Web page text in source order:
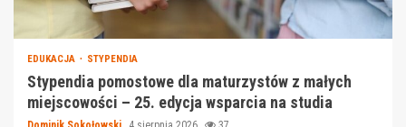
EDUKACJA STYPENDIA
Stypendia pomostowe dla maturzystów z małych
miejscowości – 25. edycja wsparcia na studia